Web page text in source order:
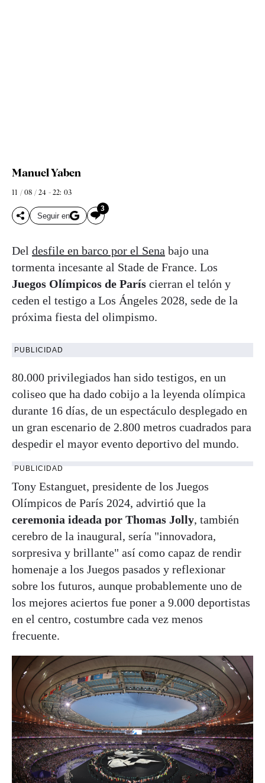
Manuel Yaben
11 / 08 / 24 - 22: 03
Seguir en
3
Del desfile en barco por el Sena bajo una
tormenta incesante al Stade de France. Los
Juegos Olímpicos de París cierran el telón y
ceden el testigo a Los Ángeles 2028, sede de la
próxima fiesta del olimpismo.
PUBLICIDAD
80.000 privilegiados han sido testigos, en un
coliseo que ha dado cobijo a la leyenda olímpica
durante 16 días, de un espectáculo desplegado en
un gran escenario de 2.800 metros cuadrados para
despedir el mayor evento deportivo del mundo.
PUBLICIDAD
Tony Estanguet, presidente de los Juegos
Olímpicos de París 2024, advirtió que la
ceremonia ideada por Thomas Jolly, también
cerebro de la inaugural, sería "innovadora,
sorpresiva y brillante" así como capaz de rendir
homenaje a los Juegos pasados y reflexionar
sobre los futuros, aunque probablemente uno de
los mejores aciertos fue poner a 9.000 deportistas
en el centro, costumbre cada vez menos
frecuente.